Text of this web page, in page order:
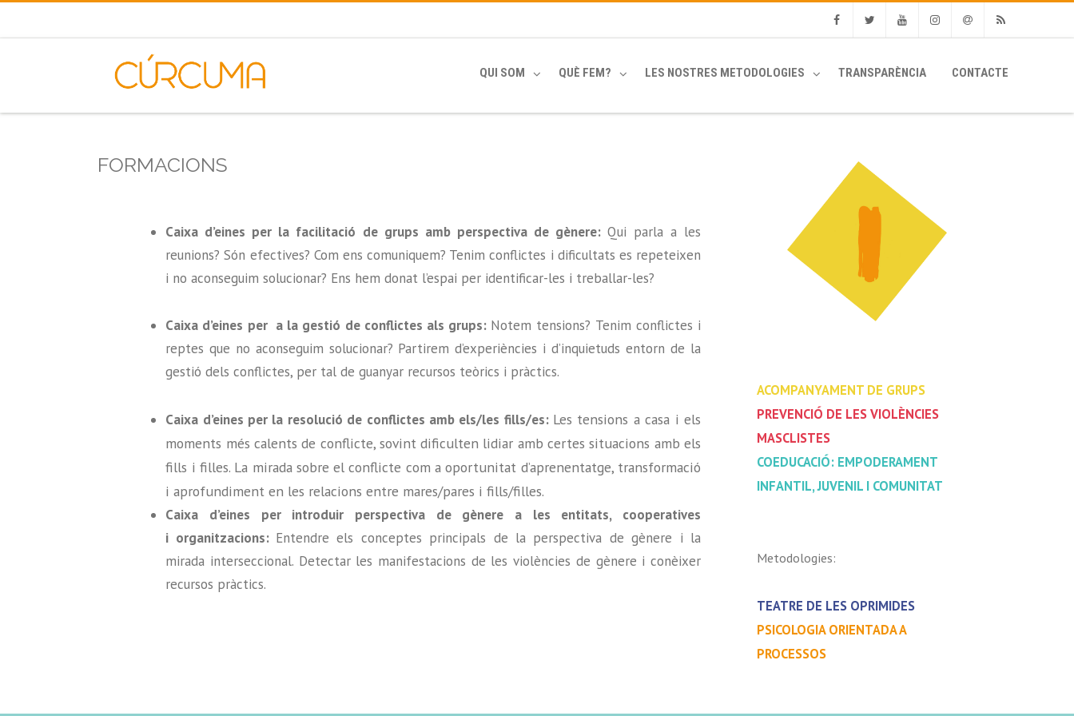
QUI SOM QUÈ FEM? LES NOSTRES METODOLOGIES TRANSPARÈNCIA CONTACTE
FORMACIONS
Caixa d’eines per la facilitació de grups amb perspectiva de gènere: Qui parla a les
reunions? Són efectives? Com ens comuniquem? Tenim conflictes i dificultats es repeteixen
i no aconseguim solucionar? Ens hem donat l’espai per identificar-les i treballar-les?
Caixa d’eines per a la gestió de conflictes als grups: Notem tensions? Tenim conflictes i
reptes que no aconseguim solucionar? Partirem d’experiències i d’inquietuds entorn de la
gestió dels conflictes, per tal de guanyar recursos teòrics i pràctics.
Caixa d’eines per la resolució de conflictes amb els/les fills/es: Les tensions a casa i els
moments més calents de conflicte, sovint dificulten lidiar amb certes situacions amb els
fills i filles. La mirada sobre el conflicte com a oportunitat d’aprenentatge, transformació
i aprofundiment en les relacions entre mares/pares i fills/filles.
Caixa d’eines per introduir perspectiva de gènere a les entitats, cooperatives
i organitzacions: Entendre els conceptes principals de la perspectiva de gènere i la
mirada interseccional. Detectar les manifestacions de les violències de gènere i conèixer
recursos pràctics.
ACOMPANYAMENT DE GRUPS
PREVENCIÓ DE LES VIOLÈNCIES
MASCLISTES
COEDUCACIÓ: EMPODERAMENT
INFANTIL, JUVENIL I COMUNITAT
Metodologies:
TEATRE DE LES OPRIMIDES
PSICOLOGIA ORIENTADA A
PROCESSOS